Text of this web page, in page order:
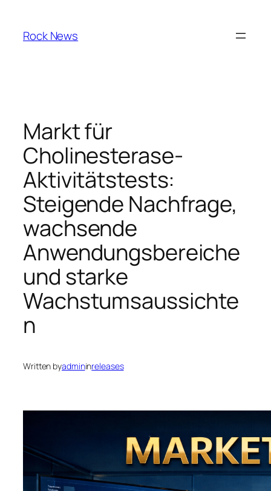
content
Rock News
Markt für
Cholinesterase-
Aktivitätstests:
Steigende Nachfrage,
wachsende
Anwendungsbereiche
und starke
Wachstumsaussichte
n
Written byadmininreleases